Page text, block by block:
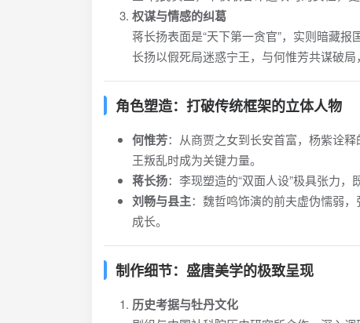
权谋与情感的纠葛
蒋长扬表面是“天下第一贪官”，实则暗藏
长扬以假死局迷惑宁王，与何惟芳共谋破局
角色塑造：打破传统框架的立体人物
何惟芳：从商贾之女到长安首富，杨紫诠
王叛乱时成为关键力量。
蒋长扬：李现塑造的“双面人设”极具张力
刘畅与县主：魏哲鸣饰演的前夫虚伪懦弱
成长。
制作细节：盛唐美学的极致呈现
历史考据与牡丹文化